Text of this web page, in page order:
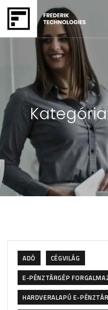
ADÓ
CÉGVILÁG
E-PÉNZTÁRGÉP
HARDVERALAPÚ E-